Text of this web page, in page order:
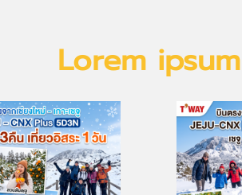
Lorem ipsum